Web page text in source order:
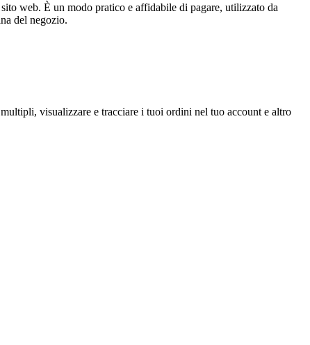
web. È un modo pratico e affidabile di pagare, utilizzato da
del negozio.
visualizzare e tracciare i tuoi ordini nel tuo account e altro